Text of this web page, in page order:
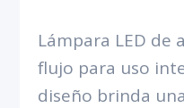
Lámpara LED de
flujo para uso
diseño brinda